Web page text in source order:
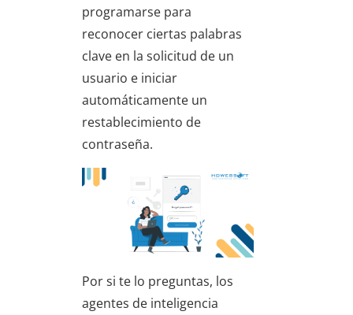
programarse para
reconocer ciertas palabras
clave en la solicitud de un
usuario e iniciar
automáticamente un
restablecimiento de
contraseña.
Por si te lo preguntas, los
agentes de inteligencia